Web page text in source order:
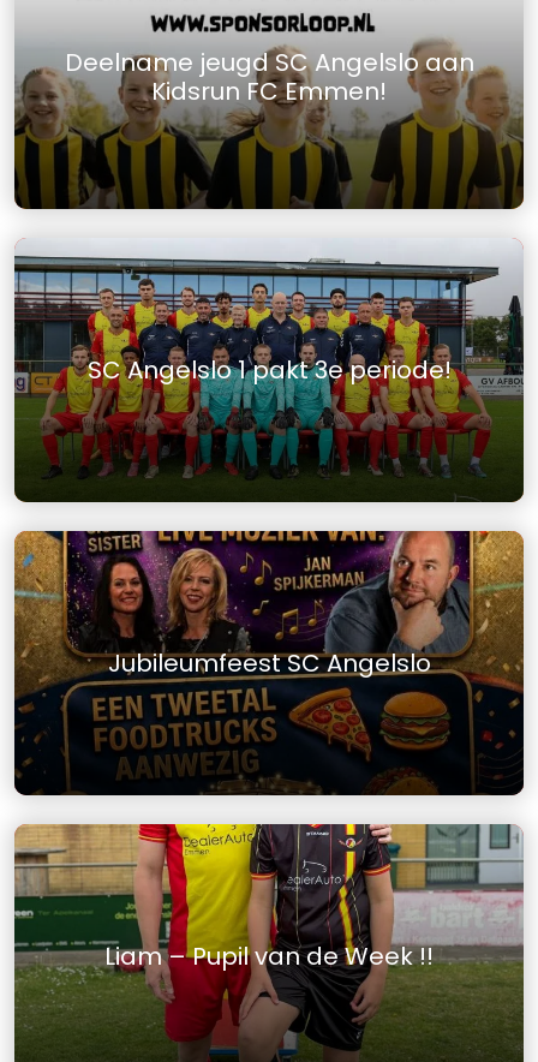
Deelname jeugd SC Angelslo aan
Kidsrun FC Emmen!
SC Angelslo 1 pakt 3e periode!
Jubileumfeest SC Angelslo
Liam – Pupil van de Week !!